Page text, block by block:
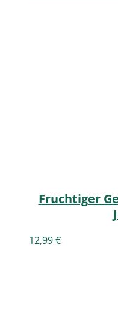
Fruchtiger
12,99€